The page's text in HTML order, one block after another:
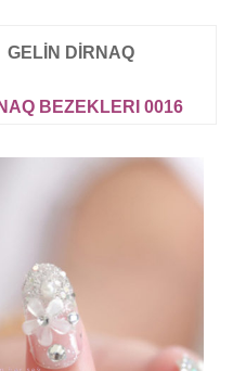
GELIN DIRNAQ
BEZEKLERI 0016